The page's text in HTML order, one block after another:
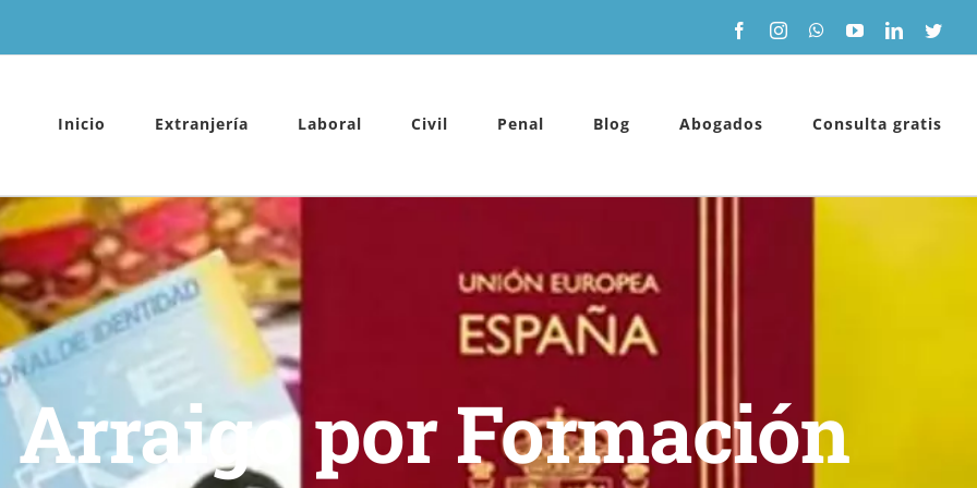
FacebookInstagramWhatsApp
YouTubeLinkedIn
Inicio Extranjería Laboral Civil Penal Blog Abogados Consulta gratis
Arraigo por Formación